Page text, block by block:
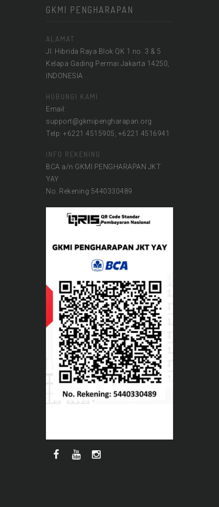
GKMI PENGHARAPAN
ALAMAT
Jl. Hibrida Raya Blok QK 1 no. 3 & 5
Kelapa Gading Permai Jakarta 14250,
INDONESIA
HUBUNGI KAMI
Email:
support@gkmipengharapan.org
Telp: +6221 4515905, +6221 4516941
INFO REKENING
BCA a/n GKMI PENGHARAPAN JKT
YAY
No. Rekening 5440330489